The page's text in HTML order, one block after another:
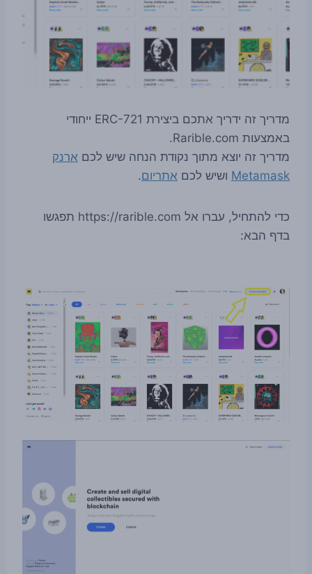
מדריך זה ידריך אתכם ביצירת ERC-721 ייחודי
באמצעות Rarible.com.
מדריך זה יוצא מתוך נקודת הנחה שיש לכם ארנק
Metamask ושיש לכם אתריום.
כדי להתחיל, עברו אל https://rarible.com תפגשו
בדף הבא: